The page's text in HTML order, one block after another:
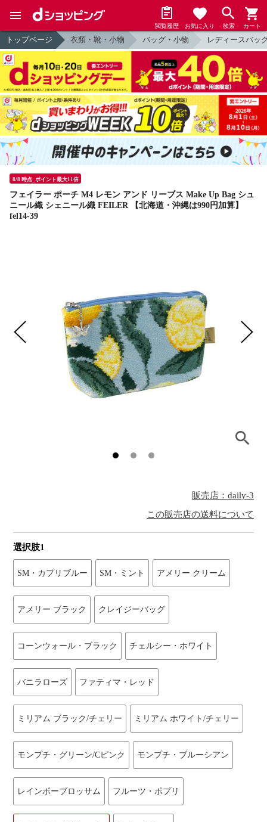
閲覧履歴 お気に入り 検索 カート
トップページ 衣類・靴・小物 バッグ・小物 レディースバッ
8/8 時点_ポイント最大11倍
フェイラー ポーチ M4 レモン アンド リーブス Make Up Bag シュ
ニール織 シェニール織 FEILER 【北海道・沖縄は990円加算】
fel14-39
販売店：daily-3
この販売店の送料について
選択肢1
SM・カプリブルー SM・ミント アメリー クリーム
アメリー ブラック クレイジーバッグ
コーンウォール・ブラック チェルシー・ホワイト
バニラローズ ファティマ・レッド
ミリアム ブラック/チェリー ミリアム ホワイト/チェリー
モンプチ・グリーン/Cピンク モンプチ・ブルーシアン
レインボーブロッサム フルーツ・ポプリ